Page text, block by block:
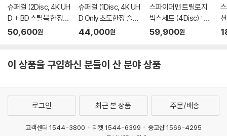
슈퍼걸 (2Disc, 4K UH
D + BD 스틸북 한정
판) (펀치) : 블루레이
50,600원
슈퍼걸 (1Disc, 4K UH
D Only 초도한정 슬립
케이스) : 블루레이
44,000원
스파이더맨 트릴로지
박스세트 (4Disc) : 블
루레이
59,900원
이 상품을 구입하신 분들이 산 분야 상품
로그인 최근 본 상품 주문/배송
고객센터 1544-3800 티켓 1544-6399
중고샵 1566-4295